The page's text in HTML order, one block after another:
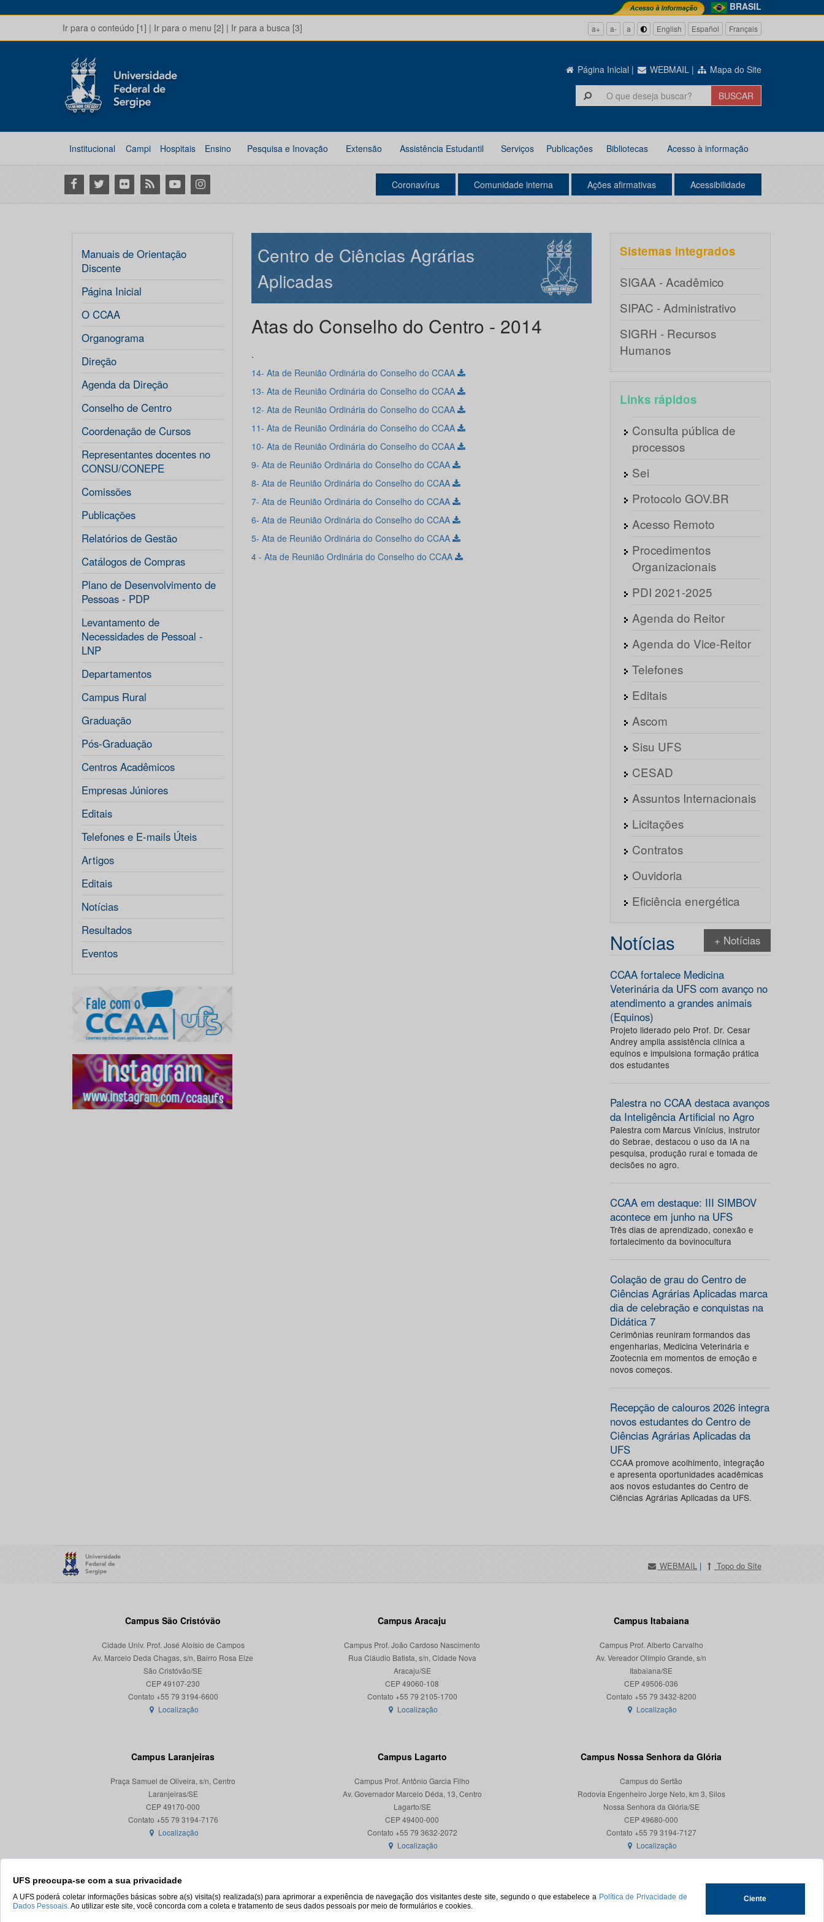
BRASIL
Ir para o conteúdo [1] | Ir para o menu [2] | Ir para a busca [3] a+ a- a English Español Français
Página Inicial | WEBMAIL | Mapa do Site
Institucional Campi Hospitais Ensino Pesquisa e Inovação Extensão Assistência Estudantil Serviços Publicações Bibliotecas Acesso à informação
Facebook
Twitter Flickr RSS YoutubeInstagram Coronavírus Comunidade interna Ações afirmativas Acessibilidade
UFS preocupa-se com a sua privacidade
A UFS poderá coletar informações básicas sobre a(s) visita(s) realizada(s) para aprimorar a experiência de navegação dos visitantes deste site, segundo o que estabelece a Política de Privacidade de
Dados Pessoais.Ao utilizar este site, você concorda com a coleta e tratamento de seus dados pessoais por meio de formulários e cookies.
Ciente
Manuais de Orientação
Discente
Página Inicial
O CCAA
Organograma
Direção
Agenda da Direção
Conselho de Centro
Coordenação de Cursos
Representantes docentes no
CONSU/CONEPE
Comissões
Publicações
Relatórios de Gestão
Catálogos de Compras
Plano de Desenvolvimento de
Pessoas - PDP
Levantamento de
Necessidades de Pessoal -
LNP
Departamentos
Campus Rural
Graduação
Pós-Graduação
Centros Acadêmicos
Empresas Júniores
Editais
Telefones e E-mails Úteis
Artigos
Editais
Notícias
Resultados
Eventos
Centro de Ciências Agrárias
Aplicadas
Atas do Conselho do Centro - 2014
.
14- Ata de Reunião Ordinária do Conselho do CCAA
13- Ata de Reunião Ordinária do Conselho do CCAA
12- Ata de Reunião Ordinária do Conselho do CCAA
11- Ata de Reunião Ordinária do Conselho do CCAA
10- Ata de Reunião Ordinária do Conselho do CCAA
9- Ata de Reunião Ordinária do Conselho do CCAA
8- Ata de Reunião Ordinária do Conselho do CCAA
7- Ata de Reunião Ordinária do Conselho do CCAA
6- Ata de Reunião Ordinária do Conselho do CCAA
5- Ata de Reunião Ordinária do Conselho do CCAA
4 - Ata de Reunião Ordinária do Conselho do CCAA
Sistemas integrados
SIGAA - Acadêmico
SIPAC - Administrativo
SIGRH - Recursos
Humanos
Links rápidos
Consulta pública de
processos
Sei
Protocolo GOV.BR
Acesso Remoto
Procedimentos
Organizacionais
PDI 2021-2025
Agenda do Reitor
Agenda do Vice-Reitor
Telefones
Editais
Ascom
Sisu UFS
CESAD
Assuntos Internacionais
Licitações
Contratos
Ouvidoria
Eficiência energética
Notícias + Notícias
CCAA fortalece Medicina
Veterinária da UFS com avanço no
atendimento a grandes animais
(Equinos)
Projeto liderado pelo Prof. Dr. Cesar
Andrey amplia assistência clínica a
equinos e impulsiona formação prática
dos estudantes
Palestra no CCAA destaca avanços
da Inteligência Artificial no Agro
Palestra com Marcus Vinícius, instrutor
do Sebrae, destacou o uso da IA na
pesquisa, produção rural e tomada de
decisões no agro.
CCAA em destaque: III SIMBOV
acontece em junho na UFS
Três dias de aprendizado, conexão e
fortalecimento da bovinocultura
Colação de grau do Centro de
Ciências Agrárias Aplicadas marca
dia de celebração e conquistas na
Didática 7
Cerimônias reuniram formandos das
engenharias, Medicina Veterinária e
Zootecnia em momentos de emoção e
novos começos.
Recepção de calouros 2026 integra
novos estudantes do Centro de
Ciências Agrárias Aplicadas da
UFS
CCAA promove acolhimento, integração
e apresenta oportunidades acadêmicas
aos novos estudantes do Centro de
Ciências Agrárias Aplicadas da UFS.
WEBMAIL | Topo do Site
Campus São Cristóvão
Cidade Univ. Prof. José Aloísio de Campos
Av. Marcelo Deda Chagas, s/n, Bairro Rosa Elze
São Cristóvão/SE
CEP 49107-230
Localização
Campus Aracaju
Campus Prof. João Cardoso Nascimento
Rua Cláudio Batista, s/n, Cidade Nova
Aracaju/SE
CEP 49060-108
Localização
Campus Itabaiana
Campus Prof. Alberto Carvalho
Av. Vereador Olímpio Grande, s/n
Itabaiana/SE
CEP 49506-036
Localização
Campus Laranjeiras
Praça Samuel de Oliveira, s/n, Centro
Laranjeiras/SE
CEP 49170-000
Localização
Campus Lagarto
Campus Prof. Antônio Garcia Filho
Av. Governador Marcelo Déda, 13, Centro
Lagarto/SE
CEP 49400-000
Localização
Campus Nossa Senhora da Glória
Campus do Sertão
Rodovia Engenheiro Jorge Neto, km 3, Silos
Nossa Senhora da Glória/SE
CEP 49680-000
Contato +55 79 3194-7127
Localização
© 2026. Todos os direitos reservados. Universidade Federal de Sergipe.